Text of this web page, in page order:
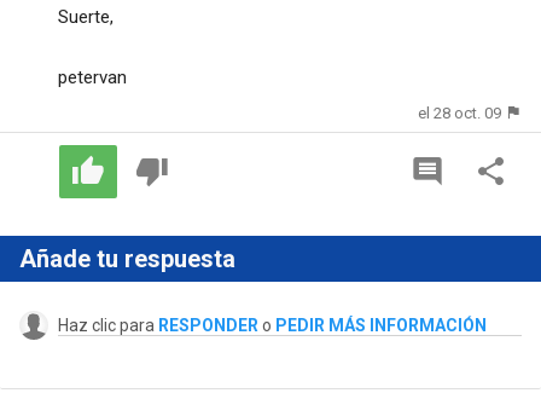
Suerte,
petervan
el 28 oct. 09
Añade tu respuesta
Haz clic para RESPONDER o PEDIR MÁS INFORMACIÓN